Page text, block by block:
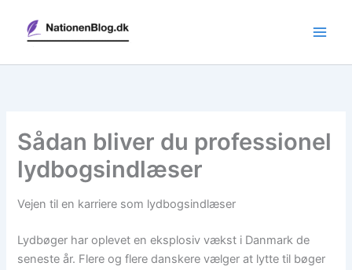
indholdet
Sådan bliver du professionel
lydbogsindlæser
Vejen til en karriere som lydbogsindlæser
Lydbøger har oplevet en eksplosiv vækst i Danmark de
seneste år. Flere og flere danskere vælger at lytte til bøger